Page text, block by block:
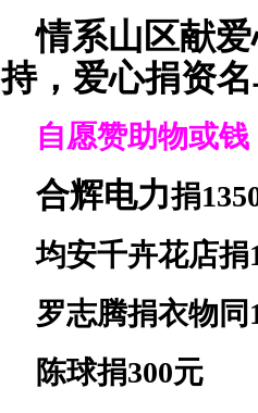
情系山区献
持，爱心捐资
自愿赞助物或钱
合辉电力捐
均安千卉花店捐
罗志腾捐衣物同
陈球捐300元